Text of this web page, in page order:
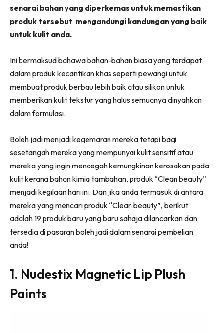
senarai bahan yang diperkemas untuk memastikan
produk tersebut mengandungi kandungan yang baik
untuk kulit anda.
Ini bermaksud bahawa bahan-bahan biasa yang terdapat
dalam produk kecantikan khas seperti pewangi untuk
membuat produk berbau lebih baik atau silikon untuk
memberikan kulit tekstur yang halus semuanya dinyahkan
dalam formulasi.
Boleh jadi menjadi kegemaran mereka tetapi bagi
sesetangah mereka yang mempunyai kulit sensitif atau
mereka yang ingin mencegah kemungkinan kerosakan pada
kulit kerana bahan kimia tambahan, produk “Clean beauty”
menjadi kegilaan hari ini. Dan jika anda termasuk di antara
mereka yang mencari produk “Clean beauty”, berikut
adalah 19 produk baru yang baru sahaja dilancarkan dan
tersedia di pasaran boleh jadi dalam senarai pembelian
anda!
1. Nudestix Magnetic Lip Plush
Paints